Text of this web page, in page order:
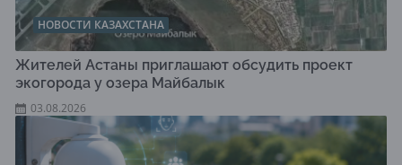
НОВОСТИ КАЗАХСТАНА
Жителей Астаны приглашают обсудить проект
экогорода у озера Майбалык
03.08.2026